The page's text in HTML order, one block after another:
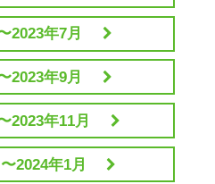
2023年7月
2023年9月
2023年11月
2024年1月